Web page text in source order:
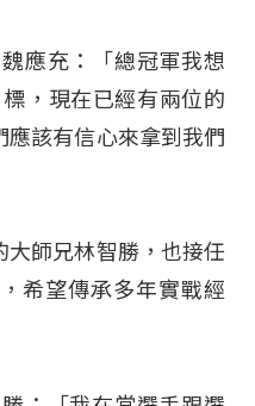
應充：「總冠軍我想
，現在已經有兩位的
該有信心來拿到我們
大師兄林智勝，也接任
希望傳承多年實戰經